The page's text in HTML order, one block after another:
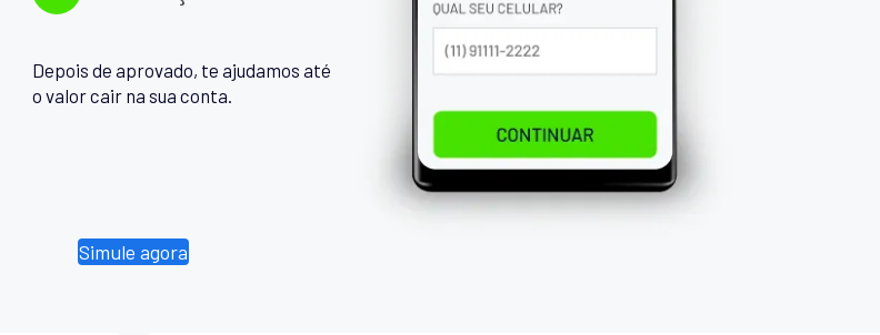
Depois de aprovado, te ajudamos até
o valor cair na sua conta.
Simule agora